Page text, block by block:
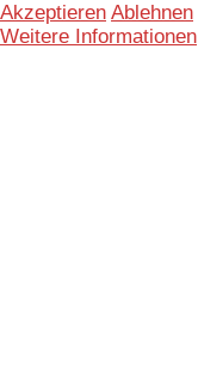
Akzeptieren Ablehnen
Weitere Informationen